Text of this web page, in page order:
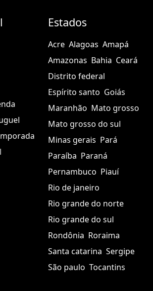
Estados
Acre Alagoas Amapá
Amazonas Bahia Ceará
Distrito federal
Espírito santo Goiás
Maranhão Mato grosso
Mato grosso do sul
Minas gerais Pará
Paraíba Paraná
Pernambuco Piauí
Rio de janeiro
Rio grande do norte
Rio grande do sul
Rondônia Roraima
Santa catarina Sergipe
São paulo Tocantins